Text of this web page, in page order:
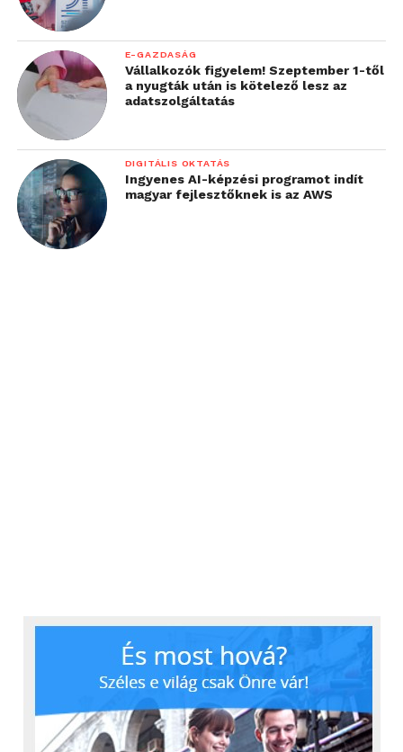
E-GAZDASÁG
Vállalkozók figyelem! Szeptember 1-től
a nyugták után is kötelező lesz az
adatszolgáltatás
DIGITÁLIS OKTATÁS
Ingyenes AI-képzési programot indít
magyar fejlesztőknek is az AWS